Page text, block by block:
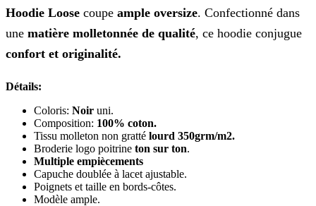
Hoodie Loose coupe ample oversize. Confectionné dans
une matière molletonnée de qualité, ce hoodie conjugue
confort et originalité.
Détails:
Coloris: Noir uni.
Composition: 100% coton.
Tissu molleton non gratté lourd 350grm/m2.
Broderie logo poitrine ton sur ton.
Multiple empiècements
Capuche doublée à lacet ajustable.
Poignets et taille en bords-côtes.
Modèle ample.